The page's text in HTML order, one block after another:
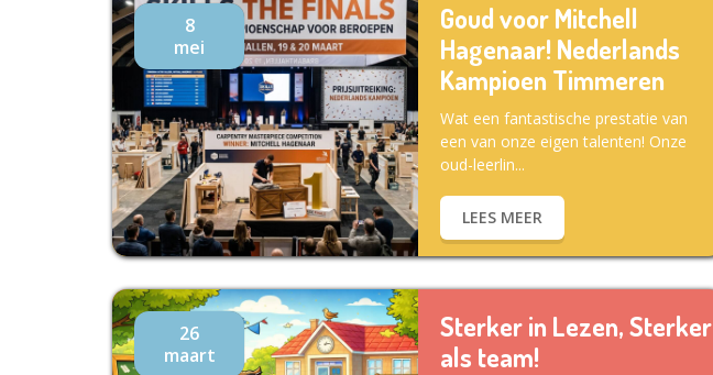
8
mei
Goud voor Mitchell
Hagenaar! Nederlands
Kampioen Timmeren
Wat een fantastische prestatie van
een van onze eigen talenten! Onze
oud-leerlin...
LEES MEER
26
maart
Sterker in Lezen, Sterker
als team!